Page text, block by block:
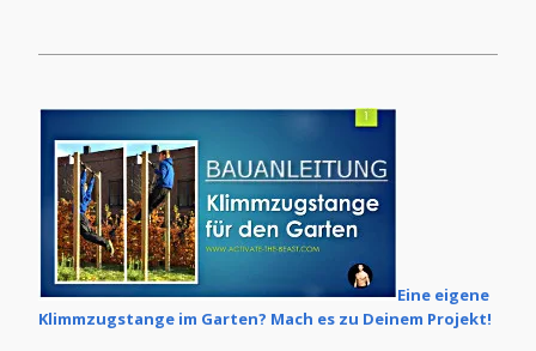
Eine eigene
Klimmzugstange im Garten? Mach es zu Deinem Projekt!